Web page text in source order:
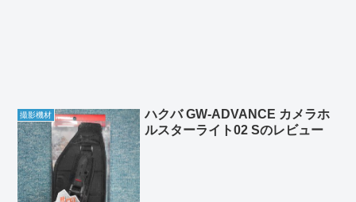
撮影機材
ハクバ GW-ADVANCE カメラホ
ルスターライト02 Sのレビュー